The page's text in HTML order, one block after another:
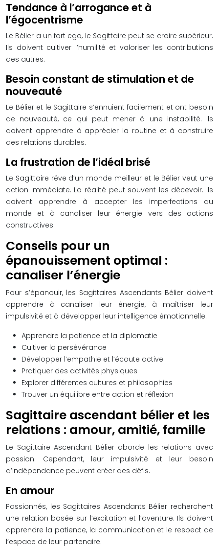
Tendance à l’arrogance et à
l’égocentrisme
Le Bélier a un fort ego, le Sagittaire peut se croire supérieur.
Ils doivent cultiver l’humilité et valoriser les contributions
des autres.
Besoin constant de stimulation et de
nouveauté
Le Bélier et le Sagittaire s’ennuient facilement et ont besoin
de nouveauté, ce qui peut mener à une instabilité. Ils
doivent apprendre à apprécier la routine et à construire
des relations durables.
La frustration de l’idéal brisé
Le Sagittaire rêve d’un monde meilleur et le Bélier veut une
action immédiate. La réalité peut souvent les décevoir. Ils
doivent apprendre à accepter les imperfections du
monde et à canaliser leur énergie vers des actions
constructives.
Conseils pour un
épanouissement optimal :
canaliser l’énergie
Pour s’épanouir, les Sagittaires Ascendants Bélier doivent
apprendre à canaliser leur énergie, à maîtriser leur
impulsivité et à développer leur intelligence émotionnelle.
Apprendre la patience et la diplomatie
Cultiver la persévérance
Développer l’empathie et l’écoute active
Pratiquer des activités physiques
Explorer différentes cultures et philosophies
Trouver un équilibre entre action et réflexion
Sagittaire ascendant bélier et les
relations : amour, amitié, famille
Le Sagittaire Ascendant Bélier aborde les relations avec
passion. Cependant, leur impulsivité et leur besoin
d’indépendance peuvent créer des défis.
En amour
Passionnés, les Sagittaires Ascendants Bélier recherchent
une relation basée sur l’excitation et l’aventure. Ils doivent
apprendre la patience, la communication et le respect de
l’espace de leur partenaire.